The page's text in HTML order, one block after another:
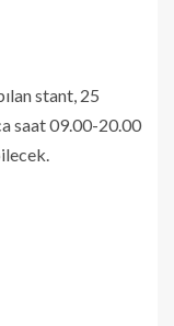
stant, 25
saat 09.00-20.00